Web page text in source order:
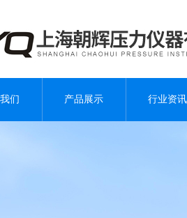
们 产品展示 行业资讯